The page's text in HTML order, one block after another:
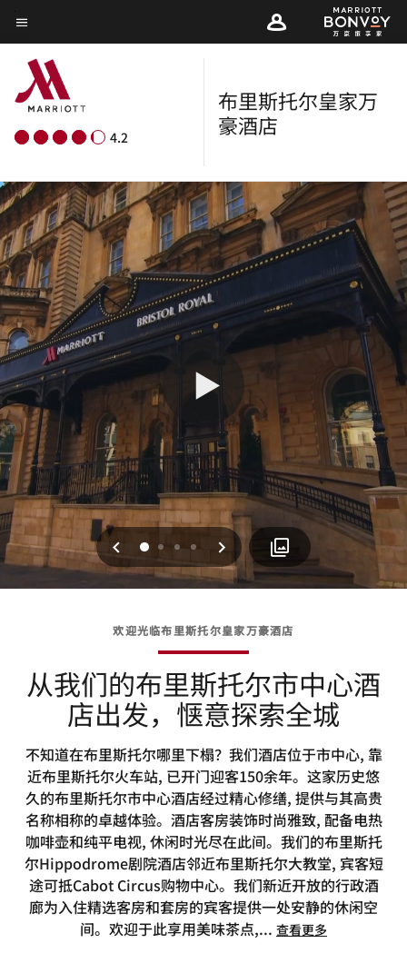
Skip
to
main
content
菜单文本
4.2
布里斯托尔皇家万
豪酒店
上一页
0 1 2 3 下一页
欢迎光临布里斯托尔皇家万豪酒店
从我们的布里斯托尔市中心酒
店出发，惬意探索全城
不知道在布里斯托尔哪里下榻？我们酒店位于市中心, 靠
近布里斯托尔火车站, 已开门迎客150余年。这家历史悠
久的布里斯托尔市中心酒店经过精心修缮, 提供与其高贵
名称相称的卓越体验。酒店客房装饰时尚雅致, 配备电热
咖啡壶和纯平电视, 休闲时光尽在此间。我们的布里斯托
尔Hippodrome剧院酒店邻近布里斯托尔大教堂, 宾客短
途可抵Cabot Circus购物中心。我们新近开放的行政酒
廊为入住精选客房和套房的宾客提供一处安静的休闲空
间。欢迎于此享用美味茶点,... 查看更多